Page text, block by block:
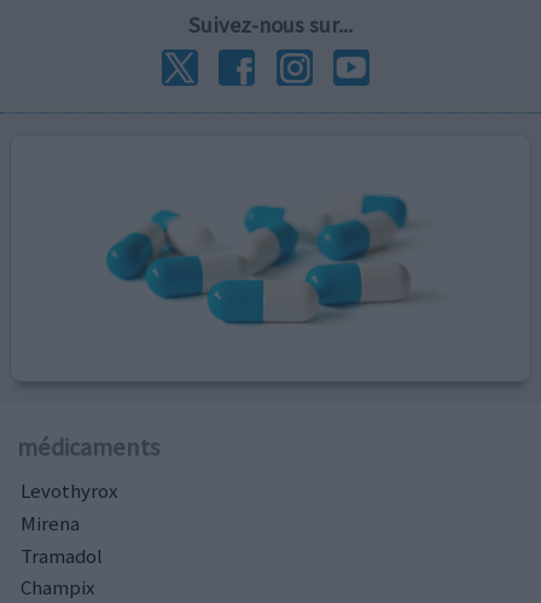
Suivez-nous sur...
médicaments
Levothyrox
Mirena
Tramadol
Champix